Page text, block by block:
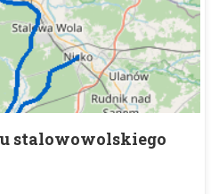
stalowowolskiego